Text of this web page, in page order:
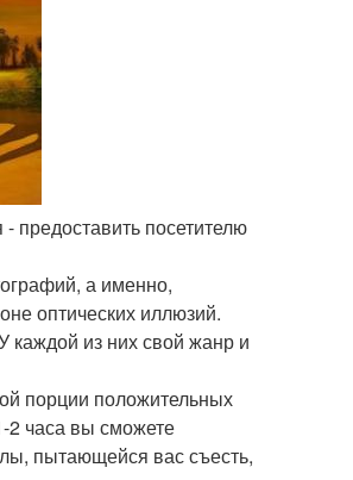
предоставить посетителю
а именно,
оптических иллюзий.
каждой из них свой жанр и
порции положительных
2 часа вы сможете
пытающейся вас съесть,